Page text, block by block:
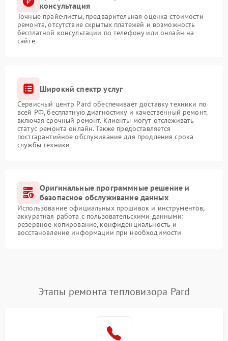
консультация
Точные прайс-листы, предварительная оценка стоимости
ремонта, отсутствие скрытых платежей и возможность
бесплатной консультации по телефону или онлайн на
сайте
Широкий спектр услуг
Сервисный центр Pard обеспечивает доставку техники по
всей РФ, бесплатную диагностику и качественный ремонт,
включая срочный ремонт. Клиенты могут отслеживать
статус ремонта онлайн. Также предоставляется
постгарантийное обслуживание для продления срока
службы техники
Оригинальные программные решение и
безопасное обслуживание данных
Использование официальных прошивок и инструментов,
аккуратная работа с пользовательскими данными:
резервное копирование, конфиденциальность и
восстановление информации при необходимости
Этапы ремонта тепловизора Pard